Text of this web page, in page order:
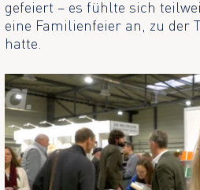
gefeiert – es fühlte sich
eine Familienfeier an, zu der
hatte.